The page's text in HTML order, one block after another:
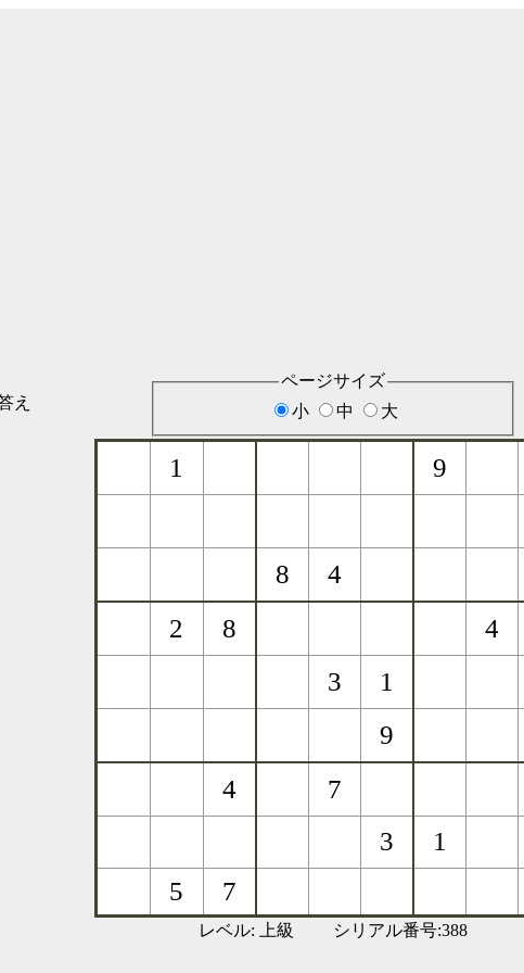
え
ページサイズ
小
中 大
レベル: 上級 シリアル番号:388